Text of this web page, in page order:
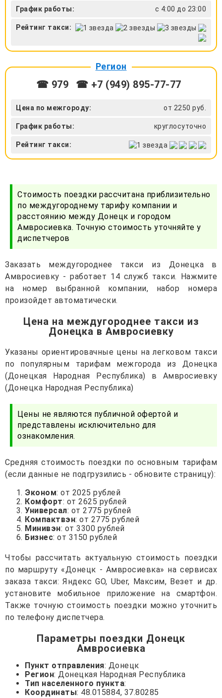
График работы: с 4:00 до 23:00
Рейтинг такси:
Регион
☎ 979 ☎ +7 (949) 895-77-77
Цена по межгороду: от 2250 руб.
График работы: круглосуточно
Рейтинг такси:
Стоимость поездки рассчитана приблизительно
по междугороднему тарифу компании и
расстоянию между Донецк и городом
Амвросиевка. Точную стоимость уточняйте у
диспетчеров
Заказать междугороднее такси из Донецка в
Амвросиевку - работает 14 служб такси. Нажмите
на номер выбранной компании, набор номера
произойдет автоматически.
Цена на междугороднее такси из
Донецка в Амвросиевку
Указаны ориентировачные цены на легковом такси
по популярным тарифам межгорода из Донецка
(Донецкая Народная Республика) в Амвросиевку
(Донецка Народная Республика)
Цены не являются публичной офертой и
представлены исключительно для
ознакомления.
Средняя стоимость поездки по основным тарифам
(если данные не подгрузились - обновите страницу):
Эконом: от 2025 рублей
Комфорт: от 2625 рублей
Универсал: от 2775 рублей
Компактвэн: от 2775 рублей
Минивэн: от 3300 рублей
Бизнес: от 3150 рублей
Чтобы рассчитать актуальную стоимость поездки
по маршруту «Донецк - Амвросиевка» на сервисах
заказа такси: Яндекс GO, Uber, Максим, Везет и др.
установите мобильное приложение на смартфон.
Также точную стоимость поездки можно уточнить
по телефону диспетчера.
Параметры поездки Донецк
Амвросиевка
Пункт отправления: Донецк
Регион: Донецкая Народная Республика
Тип населенного пункта:
Координаты: 48.015884, 37.80285